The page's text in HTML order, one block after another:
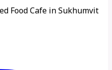
Food Cafe in Sukhumvit